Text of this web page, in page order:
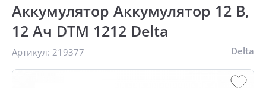
Аккумулятор Аккумулятор 12 В,
12 Ач DTM 1212 Delta
Артикул: 219377 Delta